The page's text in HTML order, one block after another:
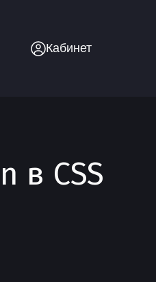
Кабинет
CSS